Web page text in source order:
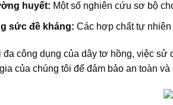
huyết: Một số nghiên cứu sơ bộ
sức đề kháng: Các hợp chất tự
công dụng của dây tơ hồng, việc
của chúng tôi để đảm bảo an toàn